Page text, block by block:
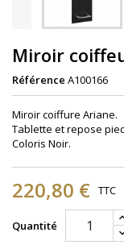
Miroir
Référence A100166
Miroir coiffure Ariane.
Tablette et repose
Coloris Noir.
220,80 € TTC
Quantité